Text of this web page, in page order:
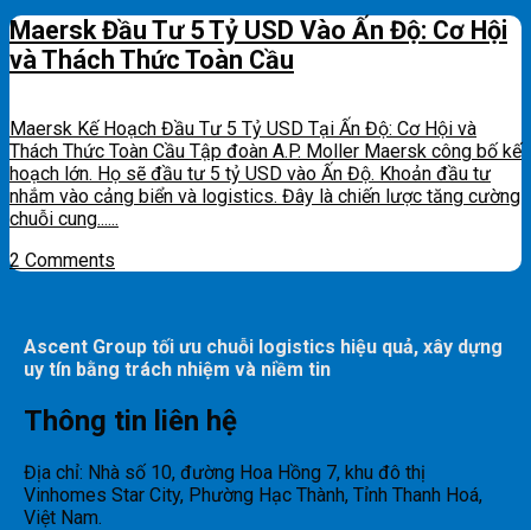
Maersk Đầu Tư 5 Tỷ USD Vào Ấn Độ: Cơ Hội
và Thách Thức Toàn Cầu
Maersk Kế Hoạch Đầu Tư 5 Tỷ USD Tại Ấn Độ: Cơ Hội và
Thách Thức Toàn Cầu Tập đoàn A.P. Moller Maersk công bố kế
hoạch lớn. Họ sẽ đầu tư 5 tỷ USD vào Ấn Độ. Khoản đầu tư
nhắm vào cảng biển và logistics. Đây là chiến lược tăng cường
chuỗi cung......
2 Comments
Ascent Group tối ưu chuỗi logistics hiệu quả, xây dựng
uy tín bằng trách nhiệm và niềm tin
Thông tin liên hệ
Địa chỉ: Nhà số 10, đường Hoa Hồng 7, khu đô thị
Vinhomes Star City, Phường Hạc Thành, Tỉnh Thanh Hoá,
Việt Nam.